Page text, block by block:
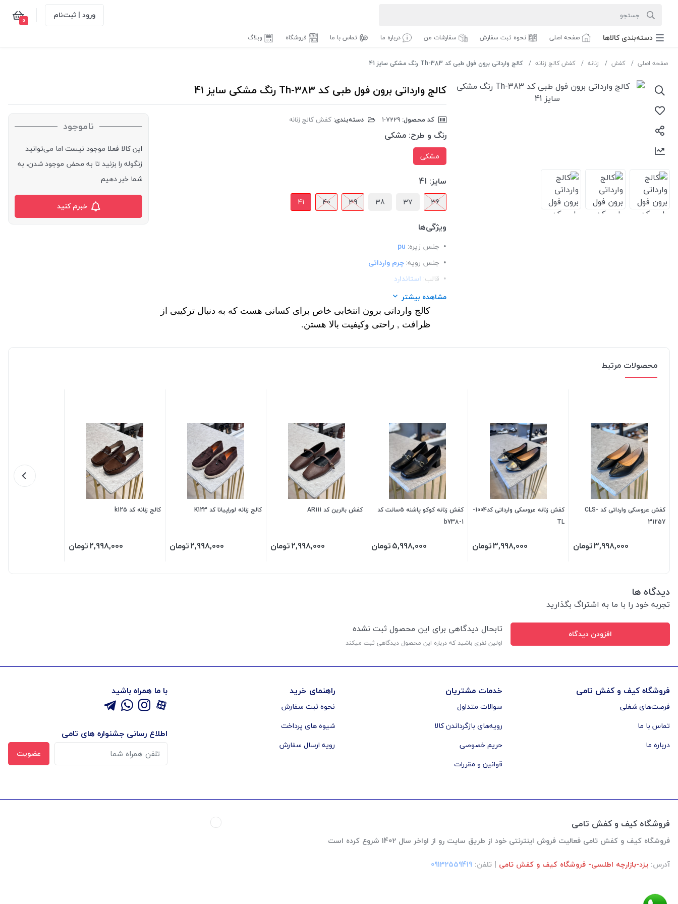
ورود | ثبت‌نام 0
دسته‌بندی‌ کالاها صفحه اصلی نحوه ثبت سفارش سفارشات من درباره ما تماس با ما فروشگاه وبلاگ
صفحه اصلی کفش زنانه کفش کالج زنانه کالج وارداتی برون فول طبی کد Th-383 رنگ مشکی سایز 41
کالج وارداتی برون فول طبی کد Th-383 رنگ مشکی سایز 41
کد محصول: دسته‌بندی: کفش کالج زنانه
رنگ و طرح: مشکی
مشکی
سایز: 41
36
37
38
39
40
41
ویژگی‌ها
جنس زیره: pu
جنس رویه: چرم وارداتی
قالب: استاندارد
کاربرد: روزمره / اداری
مدل: کالج
نحوه بسته شدن:slip-on
مشاهده بیشتر
کالج وارداتی برون انتخابی خاص برای کسانی هست که به دنبال ترکیبی از
ظرافت , راحتی وکیفیت بالا هستن.
ناموجود
این کالا فعلا موجود نیست اما می‌توانید
زنگوله را بزنید تا به محض موجود شدن، به
شما خبر دهیم
خبرم کنید
محصولات مرتبط
کفش عروسکی وارداتی کد CLS-
31257
3,998,000تومان
کفش زنانه عروسکی وارداتی کد1004-
TL
3,998,000تومان
کفش زنانه کوکو پاشنه 5سانت کد
b738-1
5,998,000تومان
کفش بالرین کد AR111
2,998,000تومان
کالج زنانه لوراپیانا کد K123
2,998,000تومان
کالج زنانه کد k125
2,998,000تومان
دیدگاه ها
تجربه خود را با ما به اشتراگ بگذارید
افزودن دیدگاه تابحال دیدگاهی برای این محصول ثبت نشده
اولین نفری باشید که درباره این محصول دیدگاهی ثبت میکند
فروشگاه کیف و کفش تامی
فرصت‌های شغلی
تماس با ما
درباره ما
خدمات مشتریان
سوالات متداول
رویه‌های بازگرداندن کالا
حریم خصوصی
قوانین و مقررات
راهنمای خرید
نحوه ثبت سفارش
شیوه های پرداخت
رویه ارسال سفارش
با ما همراه باشید
اطلاع رسانی جشنواره های تامی
عضویت
فروشگاه کیف و کفش تامی
فروشگاه کیف و کفش تامی فعالیت فروش اینترنتی خود از طریق سایت رو از اواخر سال 1402 شروع کرده است
آدرس: یزد-بازارچه اطلسی- فروشگاه کیف و کفش تامی | تلفن: ‎09132559419